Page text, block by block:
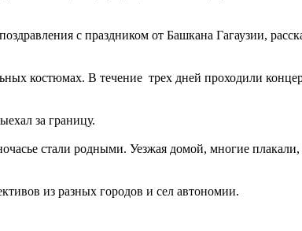
с праздником от Башкана Гагаузии,
костюмах. В течение трех дней проходили
за границу.
стали родными. Уезжая домой, многие
из разных городов и сел автономии.